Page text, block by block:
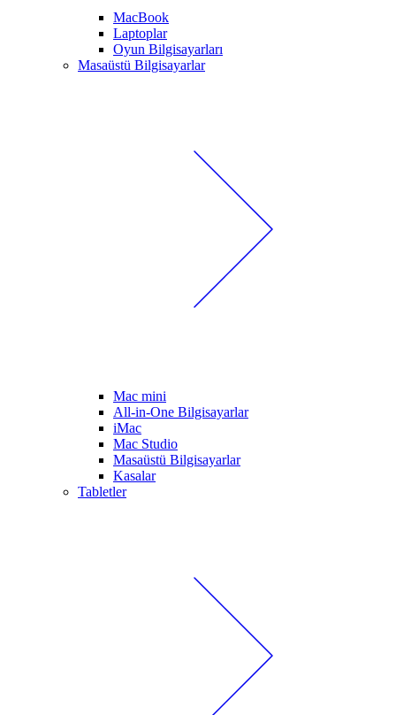
MacBook
Laptoplar
Oyun Bilgisayarları
Masaüstü Bilgisayarlar
Mac mini
All-in-One Bilgisayarlar
iMac
Mac Studio
Masaüstü Bilgisayarlar
Kasalar
Tabletler